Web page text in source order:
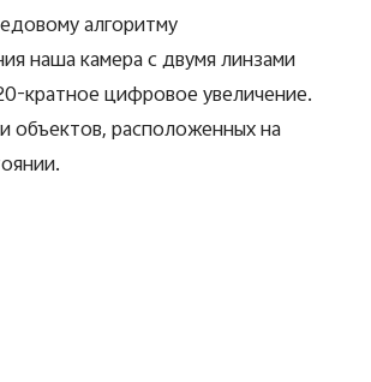
алгоритму
наша камера с двумя линзами
кратное цифровое увеличение.
объектов, расположенных на